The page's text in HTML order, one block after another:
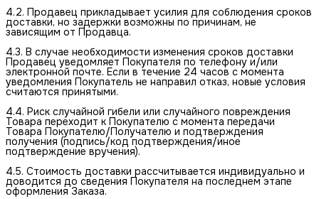
4.2. Продавец прикладывает усилия для соблюдения сроков
доставки, но задержки возможны по причинам, не
зависящим от Продавца.
4.3. В случае необходимости изменения сроков доставки
Продавец уведомляет Покупателя по телефону и/или
электронной почте. Если в течение 24 часов с момента
уведомления Покупатель не направил отказ, новые условия
считаются принятыми.
4.4. Риск случайной гибели или случайного повреждения
Товара переходит к Покупателю с момента передачи
Товара Покупателю/Получателю и подтверждения
получения (подпись/код подтверждения/иное
подтверждение вручения).
4.5. Стоимость доставки рассчитывается индивидуально и
доводится до сведения Покупателя на последнем этапе
оформления Заказа.